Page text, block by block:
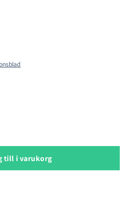
vinkyl mängd
till i varukorg